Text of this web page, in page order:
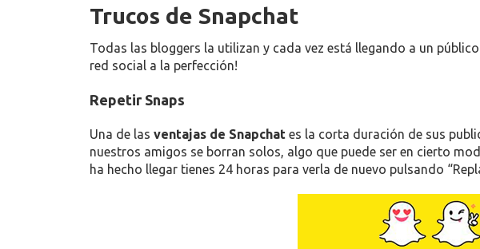
Trucos de Snapchat
Todas las bloggers la utilizan y cada vez está llegando a un
red social a la perfección!
Repetir Snaps
Una de las ventajas de Snapchat es la corta duración de sus
nuestros amigos se borran solos, algo que puede ser en cierto
ha hecho llegar tienes 24 horas para verla de nuevo pulsando